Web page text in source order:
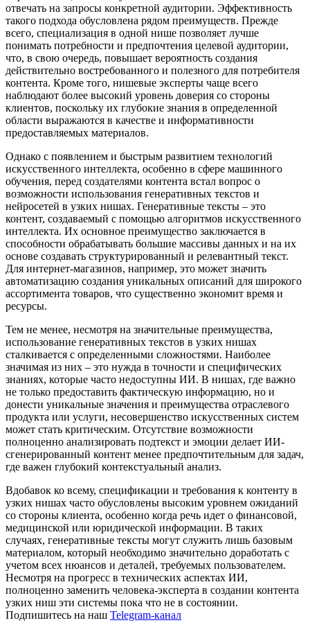
отвечать на запросы конкретной аудитории. Эффективность
такого подхода обусловлена рядом преимуществ. Прежде
всего, специализация в одной нише позволяет лучше
понимать потребности и предпочтения целевой аудитории,
что, в свою очередь, повышает вероятность создания
действительно востребованного и полезного для потребителя
контента. Кроме того, нишевые эксперты чаще всего
наблюдают более высокий уровень доверия со стороны
клиентов, поскольку их глубокие знания в определенной
области выражаются в качестве и информативности
предоставляемых материалов.
Однако с появлением и быстрым развитием технологий
искусственного интеллекта, особенно в сфере машинного
обучения, перед создателями контента встал вопрос о
возможности использования генеративных текстов и
нейросетей в узких нишах. Генеративные тексты – это
контент, создаваемый с помощью алгоритмов искусственного
интеллекта. Их основное преимущество заключается в
способности обрабатывать большие массивы данных и на их
основе создавать структурированный и релевантный текст.
Для интернет-магазинов, например, это может значить
автоматизацию создания уникальных описаний для широкого
ассортимента товаров, что существенно экономит время и
ресурсы.
Тем не менее, несмотря на значительные преимущества,
использование генеративных текстов в узких нишах
сталкивается с определенными сложностями. Наиболее
значимая из них – это нужда в точности и специфических
знаниях, которые часто недоступны ИИ. В нишах, где важно
не только предоставить фактическую информацию, но и
донести уникальные значения и преимущества отраслевого
продукта или услуги, несовершенство искусственных систем
может стать критическим. Отсутствие возможности
полноценно анализировать подтекст и эмоции делает ИИ-
сгенерированный контент менее предпочтительным для задач,
где важен глубокий контекстуальный анализ.
Вдобавок ко всему, спецификации и требования к контенту в
узких нишах часто обусловлены высоким уровнем ожиданий
со стороны клиента, особенно когда речь идет о финансовой,
медицинской или юридической информации. В таких
случаях, генеративные тексты могут служить лишь базовым
материалом, который необходимо значительно доработать с
учетом всех нюансов и деталей, требуемых пользователем.
Несмотря на прогресс в технических аспектах ИИ,
полноценно заменить человека-эксперта в создании контента
узких ниш эти системы пока что не в состоянии.
Подпишитесь на наш Telegram-канал